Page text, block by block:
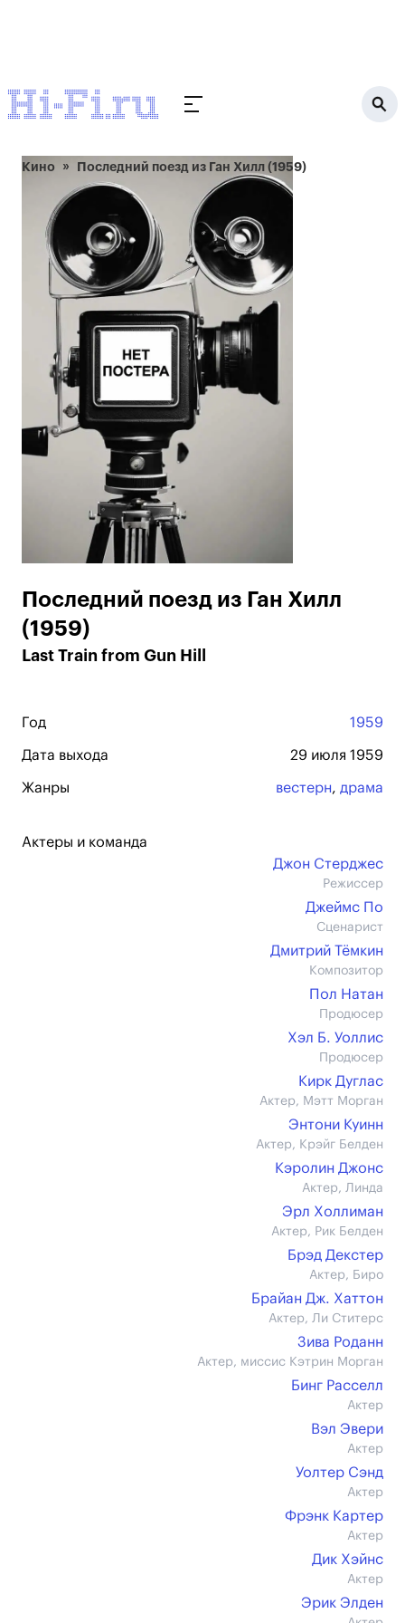
Кино Последний поезд из Ган Хилл (1959)
Последний поезд из Ган Хилл
(1959)
Last Train from Gun Hill
Год 1959
Дата выхода 29 июля 1959
Жанры вестерн, драма
Актеры и команда
Джон Стерджес
Режиссер
Джеймс По
Сценарист
Дмитрий Тёмкин
Композитор
Пол Натан
Продюсер
Хэл Б. Уоллис
Продюсер
Кирк Дуглас
Актер, Мэтт Морган
Энтони Куинн
Актер, Крэйг Белден
Кэролин Джонс
Актер, Линда
Эрл Холлиман
Актер, Рик Белден
Брэд Декстер
Актер, Биро
Брайан Дж. Хаттон
Актер, Ли Ститерс
Зива Роданн
Актер, миссис Кэтрин Морган
Бинг Расселл
Актер
Вэл Эвери
Актер
Уолтер Сэнд
Актер
Фрэнк Картер
Актер
Дик Хэйнс
Актер
Эрик Элден